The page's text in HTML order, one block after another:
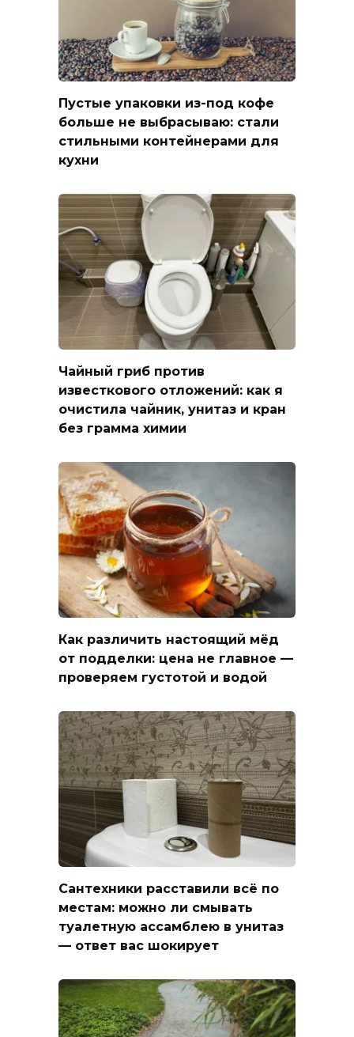
Пустые упаковки из-под кофе
больше не выбрасываю: стали
стильными контейнерами для
кухни
Чайный гриб против
известкового отложений: как я
очистила чайник, унитаз и кран
без грамма химии
Как различить настоящий мёд
от подделки: цена не главное —
проверяем густотой и водой
Сантехники расставили всё по
местам: можно ли смывать
туалетную ассамблею в унитаз
— ответ вас шокирует